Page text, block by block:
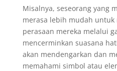
Misalnya, seseorang yang
merasa lebih mudah untuk
perasaan mereka melalui
mencerminkan suasana
akan mendengarkan dan
memahami simbol atau